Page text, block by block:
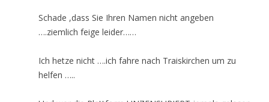
Schade ,dass Sie Ihren Namen nicht angeben
….ziemlich feige leider……
Ich hetze nicht ….ich fahre nach Traiskirchen um zu
helfen …..